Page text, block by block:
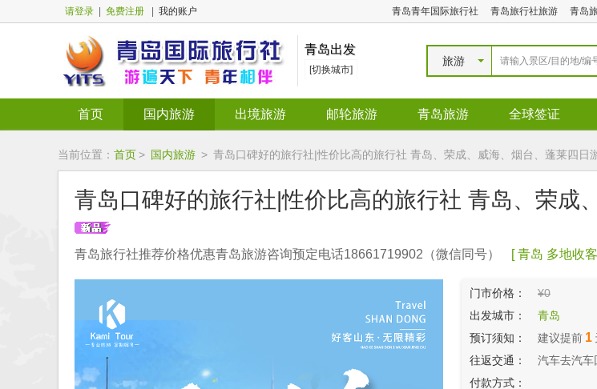
请登录 免费注册 我的账户 青岛青年国际旅行社 青岛旅行社旅游 青岛
青岛出发
[切换城市]
旅游
首页 国内旅游 出境旅游 邮轮旅游 青岛旅游 全球签证
当前位置： 首页> 国内旅游 > 青岛口碑好的旅行社|性价比高的旅行社 青岛、荣成、威海、烟台、蓬莱四日
青岛口碑好的旅行社|性价比高的旅行社 青岛、荣
青岛旅行社推荐价格优惠青岛旅游咨询预定电话18661719902（微信同号） [ 青岛 多地收
门市价格：
¥0
出发城市：
青岛
预订须知：
建议提前 1
往返交通：
汽车去汽车
付款方式：